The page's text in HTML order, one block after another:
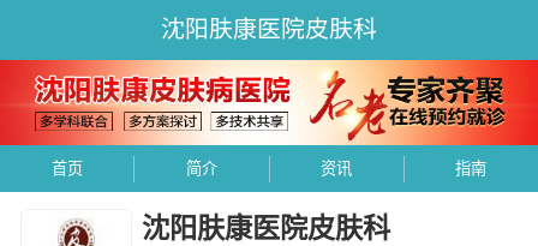
沈阳肤康医院皮肤科
首页 简介 资讯 指南
沈阳肤康医院皮肤科